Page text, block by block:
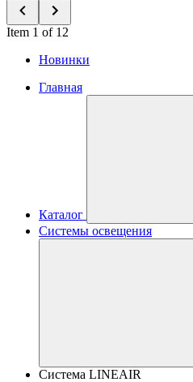
Item 1 of 12
Новинки
Главная
Каталог
Системы освещения
Система LINEAIR